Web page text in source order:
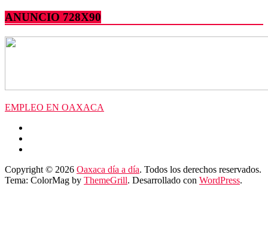
ANUNCIO 728X90
EMPLEO EN OAXACA
Copyright © 2026 Oaxaca día a día. Todos los derechos reservados.
Tema: ColorMag by ThemeGrill. Desarrollado con WordPress.